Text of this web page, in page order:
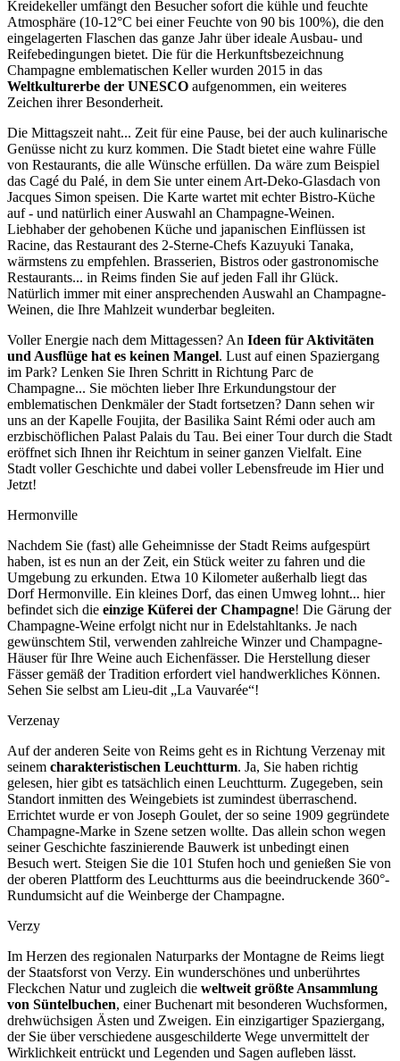
Kreidekeller umfängt den Besucher sofort die kühle und feuchte
Atmosphäre (10-12°C bei einer Feuchte von 90 bis 100%), die den
eingelagerten Flaschen das ganze Jahr über ideale Ausbau- und
Reifebedingungen bietet. Die für die Herkunftsbezeichnung
Champagne emblematischen Keller wurden 2015 in das
Weltkulturerbe der UNESCO aufgenommen, ein weiteres
Zeichen ihrer Besonderheit.
Die Mittagszeit naht... Zeit für eine Pause, bei der auch kulinarische
Genüsse nicht zu kurz kommen. Die Stadt bietet eine wahre Fülle
von Restaurants, die alle Wünsche erfüllen. Da wäre zum Beispiel
das Cagé du Palé, in dem Sie unter einem Art-Deko-Glasdach von
Jacques Simon speisen. Die Karte wartet mit echter Bistro-Küche
auf - und natürlich einer Auswahl an Champagne-Weinen.
Liebhaber der gehobenen Küche und japanischen Einflüssen ist
Racine, das Restaurant des 2-Sterne-Chefs Kazuyuki Tanaka,
wärmstens zu empfehlen. Brasserien, Bistros oder gastronomische
Restaurants... in Reims finden Sie auf jeden Fall ihr Glück.
Natürlich immer mit einer ansprechenden Auswahl an Champagne-
Weinen, die Ihre Mahlzeit wunderbar begleiten.
Voller Energie nach dem Mittagessen? An Ideen für Aktivitäten
und Ausflüge hat es keinen Mangel. Lust auf einen Spaziergang
im Park? Lenken Sie Ihren Schritt in Richtung Parc de
Champagne... Sie möchten lieber Ihre Erkundungstour der
emblematischen Denkmäler der Stadt fortsetzen? Dann sehen wir
uns an der Kapelle Foujita, der Basilika Saint Rémi oder auch am
erzbischöflichen Palast Palais du Tau. Bei einer Tour durch die Stadt
eröffnet sich Ihnen ihr Reichtum in seiner ganzen Vielfalt. Eine
Stadt voller Geschichte und dabei voller Lebensfreude im Hier und
Jetzt!
Hermonville
Nachdem Sie (fast) alle Geheimnisse der Stadt Reims aufgespürt
haben, ist es nun an der Zeit, ein Stück weiter zu fahren und die
Umgebung zu erkunden. Etwa 10 Kilometer außerhalb liegt das
Dorf Hermonville. Ein kleines Dorf, das einen Umweg lohnt... hier
befindet sich die einzige Küferei der Champagne! Die Gärung der
Champagne-Weine erfolgt nicht nur in Edelstahltanks. Je nach
gewünschtem Stil, verwenden zahlreiche Winzer und Champagne-
Häuser für Ihre Weine auch Eichenfässer. Die Herstellung dieser
Fässer gemäß der Tradition erfordert viel handwerkliches Können.
Sehen Sie selbst am Lieu-dit „La Vauvarée“!
Verzenay
Auf der anderen Seite von Reims geht es in Richtung Verzenay mit
seinem charakteristischen Leuchtturm. Ja, Sie haben richtig
gelesen, hier gibt es tatsächlich einen Leuchtturm. Zugegeben, sein
Standort inmitten des Weingebiets ist zumindest überraschend.
Errichtet wurde er von Joseph Goulet, der so seine 1909 gegründete
Champagne-Marke in Szene setzen wollte. Das allein schon wegen
seiner Geschichte faszinierende Bauwerk ist unbedingt einen
Besuch wert. Steigen Sie die 101 Stufen hoch und genießen Sie von
der oberen Plattform des Leuchtturms aus die beeindruckende 360°-
Rundumsicht auf die Weinberge der Champagne.
Verzy
Im Herzen des regionalen Naturparks der Montagne de Reims liegt
der Staatsforst von Verzy. Ein wunderschönes und unberührtes
Fleckchen Natur und zugleich die weltweit größte Ansammlung
von Süntelbuchen, einer Buchenart mit besonderen Wuchsformen,
drehwüchsigen Ästen und Zweigen. Ein einzigartiger Spaziergang,
der Sie über verschiedene ausgeschilderte Wege unvermittelt der
Wirklichkeit entrückt und Legenden und Sagen aufleben lässt.